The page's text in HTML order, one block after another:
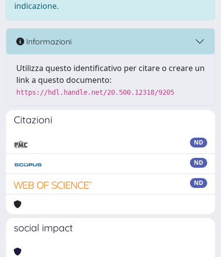
indicazione.
Informazioni
Utilizza questo identificativo per citare o creare un
link a questo documento:
https://hdl.handle.net/20.500.12318/9205
Citazioni
ND
ND
ND
social impact